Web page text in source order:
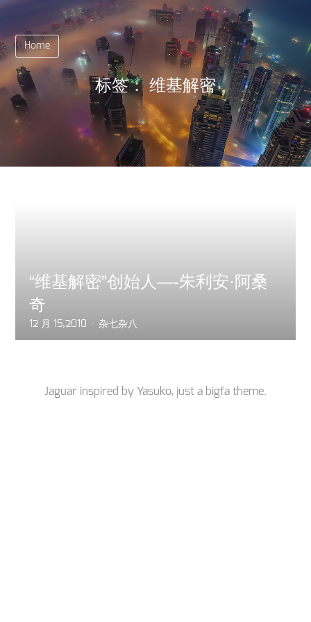
Home
标签： 维基解密
“维基解密”创始人—-朱利安·阿桑
奇
12 月 15,2010 杂七杂八
Jaguar inspired by Yasuko, just a bigfa theme.